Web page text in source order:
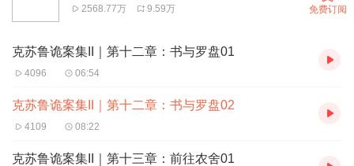
2568.77万 9.59万 免费订阅
克苏鲁诡案集II｜第十二章：书与罗盘01
4096 06:54
克苏鲁诡案集II｜第十二章：书与罗盘02
4109 08:22
克苏鲁诡案集II｜第十三章：前往农舍01